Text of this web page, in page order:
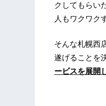
クしてもらい
人もワクワク
そんな札幌西
遂げることを
ービスを展開